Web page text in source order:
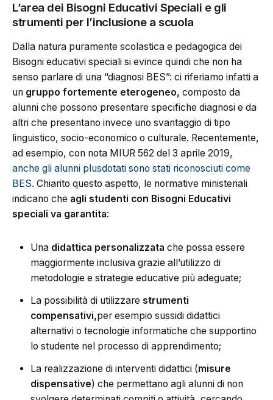
L’area dei Bisogni Educativi Speciali e gli
strumenti per l’inclusione a scuola
Dalla natura puramente scolastica e pedagogica dei
Bisogni educativi speciali si evince quindi che non ha
senso parlare di una “diagnosi BES”: ci riferiamo infatti a
un gruppo fortemente eterogeneo, composto da
alunni che possono presentare specifiche diagnosi e da
altri che presentano invece uno svantaggio di tipo
linguistico, socio-economico o culturale. Recentemente,
ad esempio, con nota MIUR 562 del 3 aprile 2019,
anche gli alunni plusdotati sono stati riconosciuti come
BES. Chiarito questo aspetto, le normative ministeriali
indicano che agli studenti con Bisogni Educativi
speciali va garantita:
Una didattica personalizzata che possa essere
maggiormente inclusiva grazie all’utilizzo di
metodologie e strategie educative più adeguate;
La possibilità di utilizzare strumenti
compensativi,per esempio sussidi didattici
alternativi o tecnologie informatiche che supportino
lo studente nel processo di apprendimento;
La realizzazione di interventi didattici (misure
dispensative) che permettano agli alunni di non